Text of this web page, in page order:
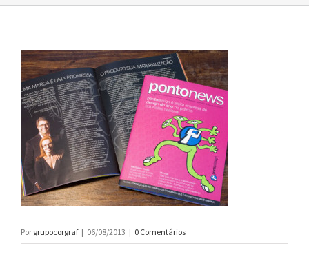
Por grupocorgraf | 06/08/2013 | 0 Comentários